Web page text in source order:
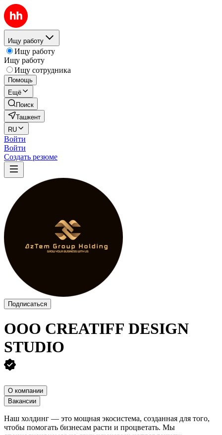
Ищу работу
Ищу работу
Ищу работу
Ищу сотрудника
Помощь
Ещё
Поиск
Ташкент
RU
Войти
Войти
Создать резюме
Подписаться
ООО CREATIFF DESIGN
STUDIO
О компании
Вакансии
Наш холдинг — это мощная экосистема, созданная для того,
чтобы помогать бизнесам расти и процветать. Мы